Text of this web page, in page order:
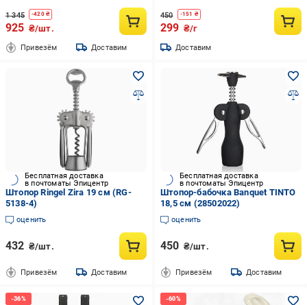
1 345 -420₴
925 ₴/шт.
Привезём Доставим
450 -151 ₴
299 ₴/г
Доставим
Бесплатная доставка
в почтоматы Эпицентр
Штопор Ringel Zira 19 см (RG-
5138-4)
оценить
432 ₴/шт.
Привезём Доставим
Бесплатная доставка
в почтоматы Эпицентр
Штопор-бабочка Banquet TINTO
18,5 см (28502022)
оценить
450 ₴/шт.
Привезём Доставим